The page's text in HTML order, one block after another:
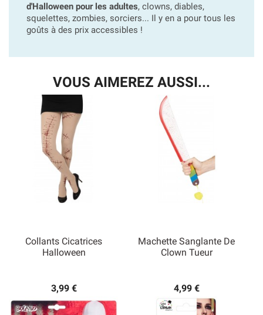
d'Halloween pour les adultes, clowns, diables,
squelettes, zombies, sorciers... Il y en a pour tous les
goûts à des prix accessibles !
VOUS AIMEREZ AUSSI...
Collants Cicatrices
Halloween
3,99 €
Machette Sanglante De
Clown Tueur
4,99 €